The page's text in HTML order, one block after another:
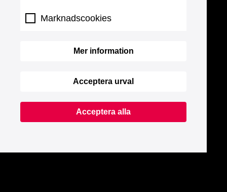
Marknadscookies
Mer information
Acceptera urval
Acceptera alla